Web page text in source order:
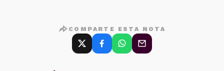
COMPARTE ESTA NOTA